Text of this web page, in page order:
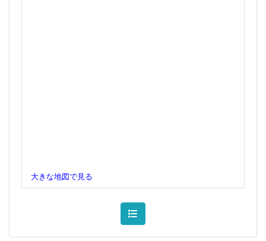
大きな地図で見る